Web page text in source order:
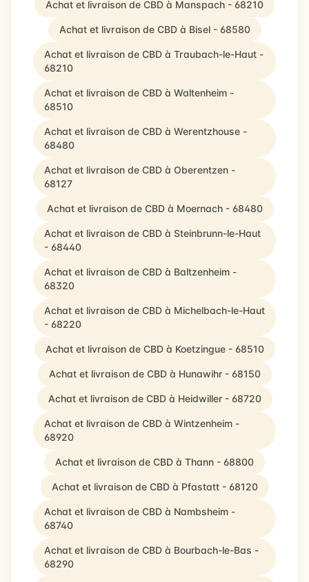
Achat et livraison de CBD à Manspach - 68210
Achat et livraison de CBD à Bisel - 68580
Achat et livraison de CBD à Traubach-le-Haut -
68210
Achat et livraison de CBD à Waltenheim -
68510
Achat et livraison de CBD à Werentzhouse -
68480
Achat et livraison de CBD à Oberentzen -
68127
Achat et livraison de CBD à Moernach - 68480
Achat et livraison de CBD à Steinbrunn-le-Haut
- 68440
Achat et livraison de CBD à Baltzenheim -
68320
Achat et livraison de CBD à Michelbach-le-Haut
- 68220
Achat et livraison de CBD à Koetzingue - 68510
Achat et livraison de CBD à Hunawihr - 68150
Achat et livraison de CBD à Heidwiller - 68720
Achat et livraison de CBD à Wintzenheim -
68920
Achat et livraison de CBD à Thann - 68800
Achat et livraison de CBD à Pfastatt - 68120
Achat et livraison de CBD à Nambsheim -
68740
Achat et livraison de CBD à Bourbach-le-Bas -
68290